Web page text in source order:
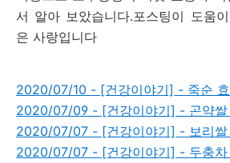
서 알아 보았습니다.포스팅이 도움
은 사랑입니다
2020/07/10 - [건강이야기] - 죽순
2020/07/09 - [건강이야기] - 곤약쌀
2020/07/07 - [건강이야기] - 보리쌀
2020/07/07 - [건강이야기] - 두충차